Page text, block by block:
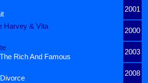
2001
Harvey & Vita
2000
2003
Rich And Famous
2008